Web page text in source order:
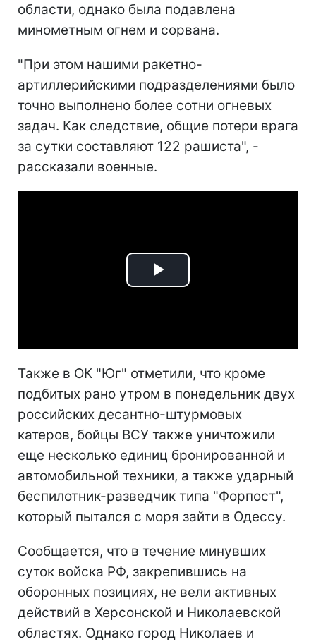
области, однако была подавлена ​​
минометным огнем и сорвана.
"При этом нашими ракетно-
артиллерийскими подразделениями было
точно выполнено более сотни огневых
задач. Как следствие, общие потери врага
за сутки составляют 122 рашиста", -
рассказали военные.
Play
Также в ОК "Юг" отметили, что кроме
подбитых рано утром в понедельник двух
российских десантно-штурмовых
катеров, бойцы ВСУ также уничтожили
еще несколько единиц бронированной и
автомобильной техники, а также ударный
беспилотник-разведчик типа "Форпост",
который пытался с моря зайти в Одессу.
Сообщается, что в течение минувших
суток войска РФ, закрепившись на
оборонных позициях, не вели активных
действий в Херсонской и Николаевской
областях. Однако город Николаев и